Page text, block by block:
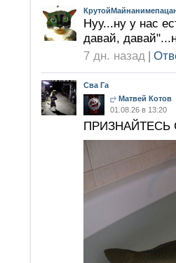
Нуу...ну у нас
давай,
7 дн. назад |
Сва Га
Матвей Котов
01.08.26 в 13:20